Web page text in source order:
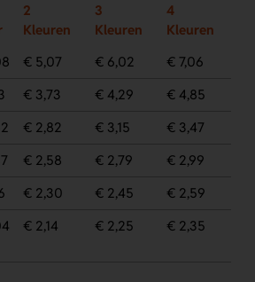
2
Kleuren
3
Kleuren
4
Kleuren
€ 5,07 € 6,02
€ 7,06
€ 3,73 € 4,29
€ 4,85
€ 2,82 € 3,15
€ 3,47
€ 2,58 € 2,79
€ 2,99
€ 2,30 € 2,45
€ 2,59
€ 2,14 € 2,25 € 2,35